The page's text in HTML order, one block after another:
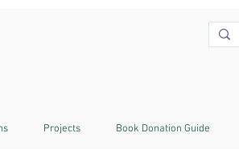
Projects Book Donation Guide